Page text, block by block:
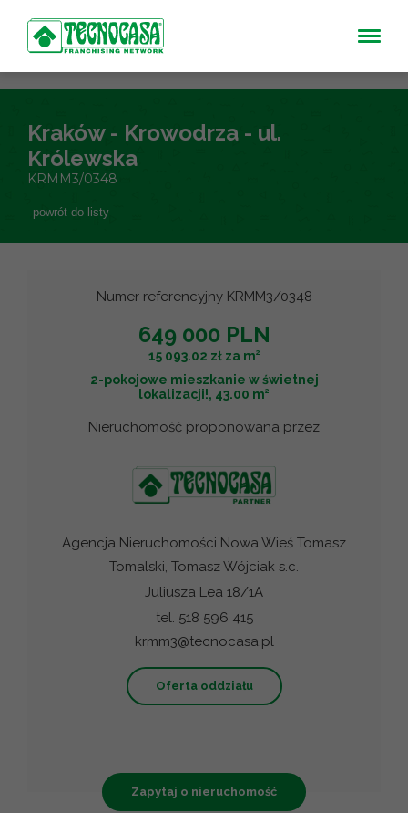
Kraków - Krowodrza - ul.
Królewska
KRMM3/0348
powrót do listy
Numer referencyjny KRMM3/0348
649 000 PLN
15 093.02 zł za m2
2-pokojowe mieszkanie w świetnej
lokalizacji!, 43.00 m2
Nieruchomość proponowana przez
Agencja Nieruchomości Nowa Wieś Tomasz
Tomalski, Tomasz Wójciak s.c.
Juliusza Lea 18/1A
tel. 518 596 415
krmm3@tecnocasa.pl
Oferta oddziału
Zapytaj o nieruchomość